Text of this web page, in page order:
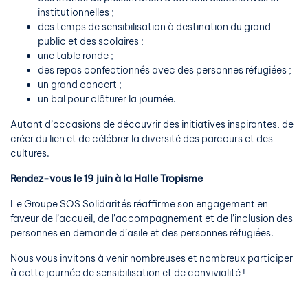
institutionnelles ;
des temps de sensibilisation à destination du grand
public et des scolaires ;
une table ronde ;
des repas confectionnés avec des personnes réfugiées ;
un grand concert ;
un bal pour clôturer la journée.
Autant d’occasions de découvrir des initiatives inspirantes, de
créer du lien et de célébrer la diversité des parcours et des
cultures.
Rendez-vous le 19 juin à la Halle Tropisme
Le Groupe SOS Solidarités réaffirme son engagement en
faveur de l’accueil, de l’accompagnement et de l’inclusion des
personnes en demande d’asile et des personnes réfugiées.
Nous vous invitons à venir nombreuses et nombreux participer
à cette journée de sensibilisation et de convivialité !